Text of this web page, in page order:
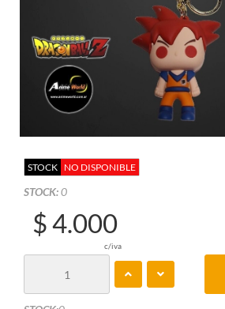
STOCK NO DISPONIBLE
STOCK:0
$ 4.000
c/iva